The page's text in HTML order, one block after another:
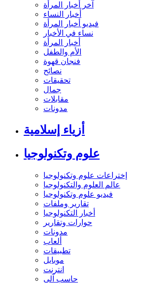
آخر أخبار المرأة
أخبار النساء
فيديو أخبار المرأة
نساء في الأخبار
أخبار المرأة
الأم والطفل
فنجان قهوة
نصائح
تحقيقات
جمال
مقابلات
مدونات
أزياء إسلامية
علوم وتكنولوجيا
إختراعات علوم وتكنولوجيا
عالم العلوم والتكنولوجيا
فيديو علوم وتكنولوجيا
تقارير وملفات
أخبار التكنولوجيا
حوارات وتقارير
مدونات
ألعاب
تطبيقات
موبايل
انترنت
حاسب آلى